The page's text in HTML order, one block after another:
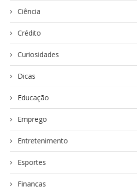
Ciência
Crédito
Curiosidades
Dicas
Educação
Emprego
Entretenimento
Esportes
Finanças